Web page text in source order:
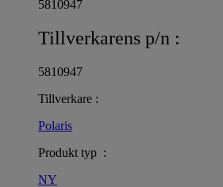
5810947
Tillverkarens p/n :
5810947
Tillverkare :
Polaris
Produkt typ :
NY